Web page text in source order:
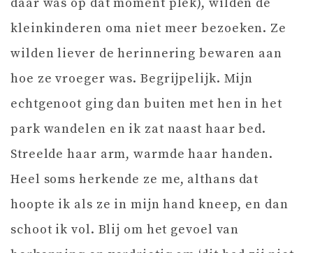
kleinkinderen oma niet meer bezoeken. Ze
wilden liever de herinnering bewaren aan
hoe ze vroeger was. Begrijpelijk. Mijn
echtgenoot ging dan buiten met hen in het
park wandelen en ik zat naast haar bed.
Streelde haar arm, warmde haar handen.
Heel soms herkende ze me, althans dat
hoopte ik als ze in mijn hand kneep, en dan
schoot ik vol. Blij om het gevoel van